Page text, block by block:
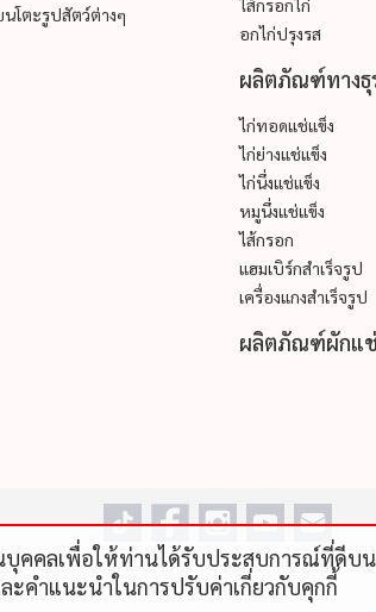
นโตะรูปสัตว์ต่างๆ
ไส้กรอกไก่
อกไก่ปรุงรส
ผลิตภัณฑ์ทางธุ
ไก่ทอดแช่แข็ง
ไก่ย่างแช่แข็ง
ไก่นึ่งแช่แข็ง
หมูนึ่งแช่แข็ง
ไส้กรอก
แฮมเบิร์กสำเร็จรูป
เครื่องแกงสำเร็จรูป
ผลิตภัณฑ์ผักแ
บุคคลเพื่อให้ท่านได้รับประสบการณ์ที่ดีบ
ะคําแนะนําในการปรับค่าเกี่ยวกับคุกกี้